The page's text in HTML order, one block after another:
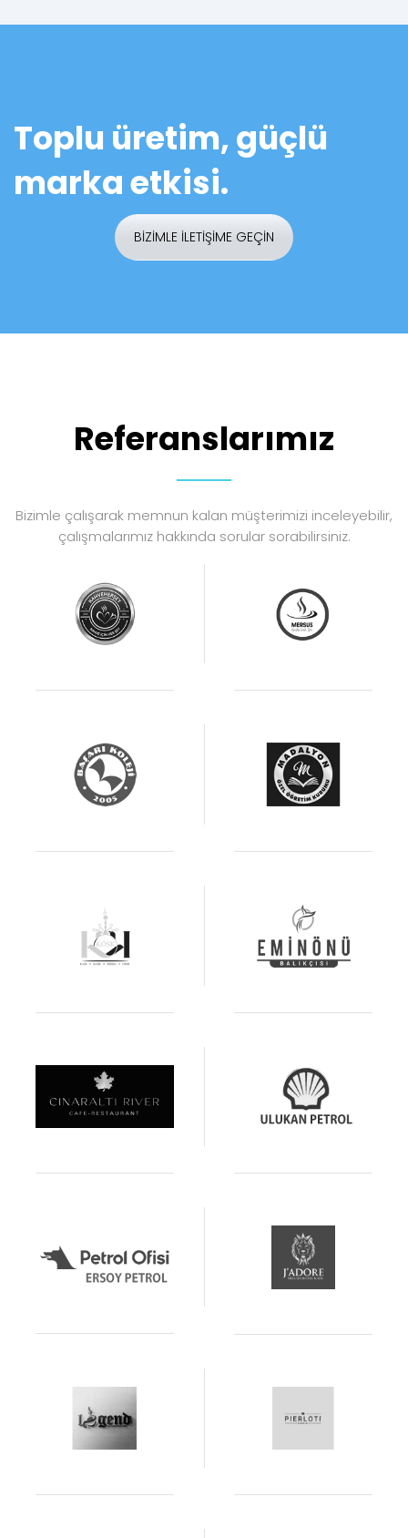
Toplu üretim, güçlü
marka etkisi.
BİZİMLE İLETİŞİME GEÇİN
Referanslarımız
Bizimle çalışarak memnun kalan müşterimizi inceleyebilir,
çalışmalarımız hakkında sorular sorabilirsiniz.